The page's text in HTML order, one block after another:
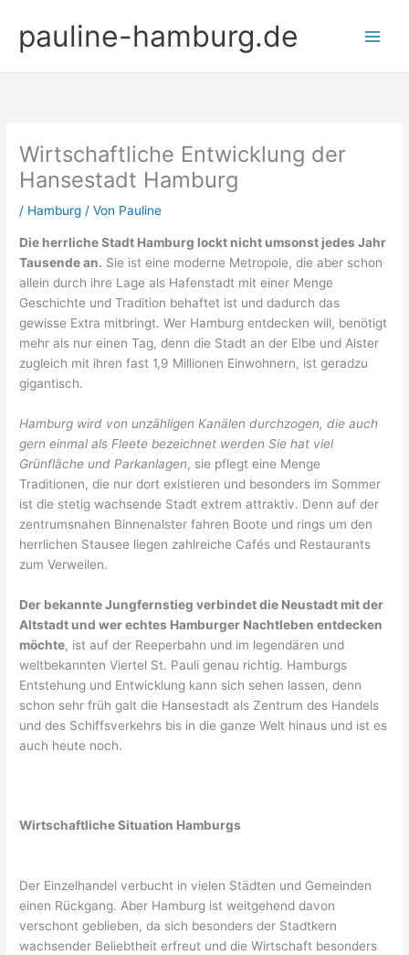
Inhalt
springen
pauline-hamburg.de
Wirtschaftliche Entwicklung der
Hansestadt Hamburg
/ Hamburg / Von Pauline
Die herrliche Stadt Hamburg lockt nicht umsonst jedes Jahr
Tausende an. Sie ist eine moderne Metropole, die aber schon
allein durch ihre Lage als Hafenstadt mit einer Menge
Geschichte und Tradition behaftet ist und dadurch das
gewisse Extra mitbringt. Wer Hamburg entdecken will, benötigt
mehr als nur einen Tag, denn die Stadt an der Elbe und Alster
zugleich mit ihren fast 1,9 Millionen Einwohnern, ist geradzu
gigantisch.
Hamburg wird von unzähligen Kanälen durchzogen, die auch
gern einmal als Fleete bezeichnet werden Sie hat viel
Grünfläche und Parkanlagen, sie pflegt eine Menge
Traditionen, die nur dort existieren und besonders im Sommer
ist die stetig wachsende Stadt extrem attraktiv. Denn auf der
zentrumsnahen Binnenalster fahren Boote und rings um den
herrlichen Stausee liegen zahlreiche Cafés und Restaurants
zum Verweilen.
Der bekannte Jungfernstieg verbindet die Neustadt mit der
Altstadt und wer echtes Hamburger Nachtleben entdecken
möchte, ist auf der Reeperbahn und im legendären und
weltbekannten Viertel St. Pauli genau richtig. Hamburgs
Entstehung und Entwicklung kann sich sehen lassen, denn
schon sehr früh galt die Hansestadt als Zentrum des Handels
und des Schiffsverkehrs bis in die ganze Welt hinaus und ist es
auch heute noch.
Wirtschaftliche Situation Hamburgs
Der Einzelhandel verbucht in vielen Städten und Gemeinden
einen Rückgang. Aber Hamburg ist weitgehend davon
verschont geblieben, da sich besonders der Stadtkern
wachsender Beliebtheit erfreut und die Wirtschaft besonders